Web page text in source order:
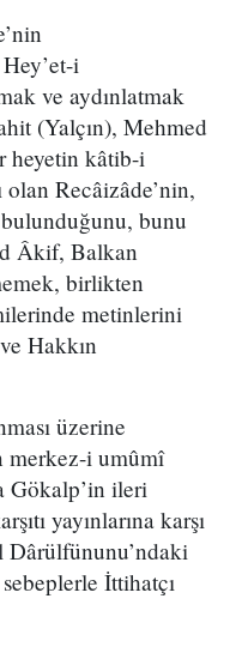
i
ve aydınlatmak
(Yalçın), Mehmed
heyetin kâtib-i
olan Recâizâde’nin,
bunu
Âkif, Balkan
birlikten
metinlerini
Hakkın
üzerine
merkez-i umûmî
Gökalp’in ileri
yayınlarına karşı
Dârülfünunu’ndaki
İttihatçı